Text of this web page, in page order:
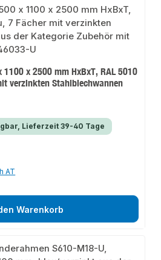
x 2500 mm HxBxT, RAL 5010
verzinkten Stahlblechwannen
Lieferzeit 39-40 Tage
AT
Warenkorb